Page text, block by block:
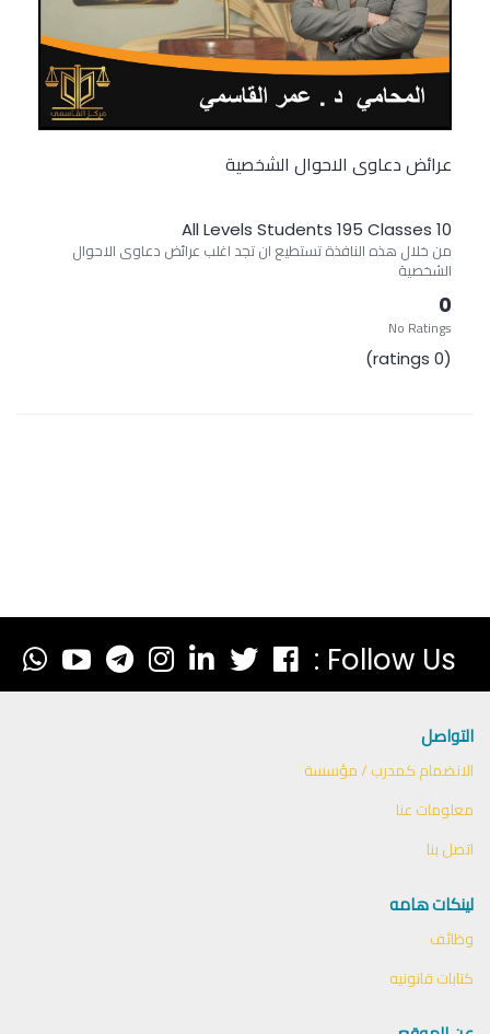
عرائض دعاوى الاحوال الشخصية
10 Classes
195 Students
All Levels
من خلال هذه النافذة تستطيع ان تجد اغلب عرائض دعاوى الاحوال
الشخصية
0
No Ratings
(0 ratings)
Follow Us :
التواصل
الانضمام كمدرب / مؤسسة
معلومات عنا
اتصل بنا
لينكات هامه
وظائف
كتابات قانونيه